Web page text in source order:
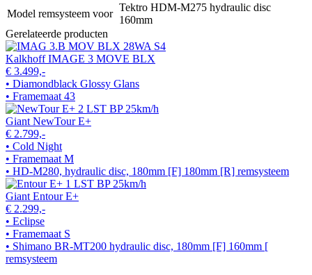
Model remsysteem voor
Tektro HDM-M275 hydraulic disc
160mm
Gerelateerde producten
Kalkhoff IMAGE 3 MOVE BLX
€ 3.499,-
• Diamondblack Glossy Glans
• Framemaat 43
Giant NewTour E+
€ 2.799,-
• Cold Night
• Framemaat M
• HD-M280, hydraulic disc, 180mm [F] 180mm [R] remsysteem
Giant Entour E+
€ 2.299,-
• Eclipse
• Framemaat S
• Shimano BR-MT200 hydraulic disc, 180mm [F] 160mm [
remsysteem